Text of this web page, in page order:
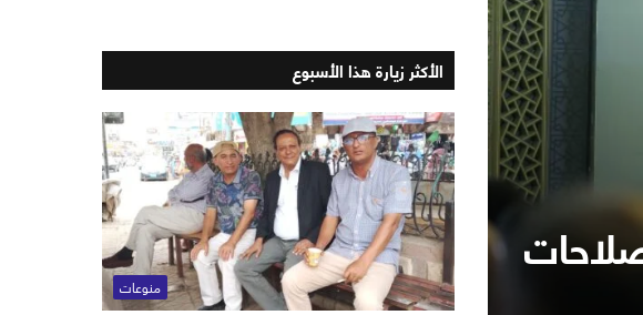
الأكثر زيارة هذا الأسبوع
منوعات